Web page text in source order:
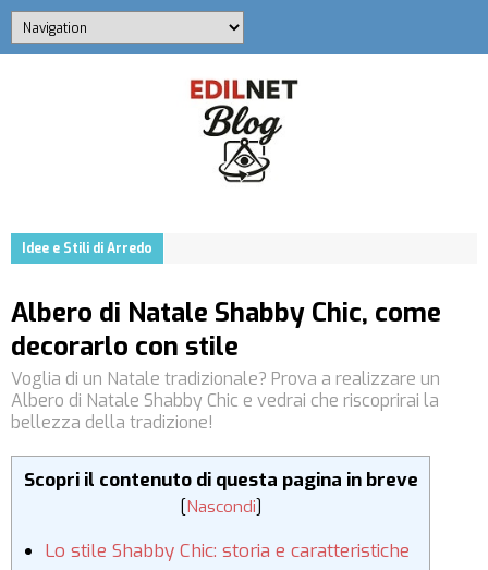
Idee e Stili di Arredo
Albero di Natale Shabby Chic, come
decorarlo con stile
Voglia di un Natale tradizionale? Prova a realizzare un
Albero di Natale Shabby Chic e vedrai che riscoprirai la
bellezza della tradizione!
Scopri il contenuto di questa pagina in breve
[Nascondi]
Lo stile Shabby Chic: storia e caratteristiche